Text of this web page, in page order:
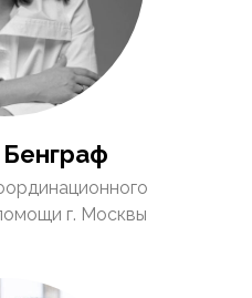
Бенграф
г. Москвы